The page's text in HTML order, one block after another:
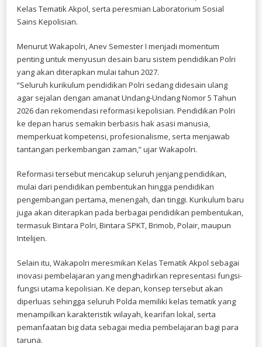
Kelas Tematik Akpol, serta peresmian Laboratorium Sosial
Sains Kepolisian.
Menurut Wakapolri, Anev Semester I menjadi momentum
penting untuk menyusun desain baru sistem pendidikan Polri
yang akan diterapkan mulai tahun 2027.
“Seluruh kurikulum pendidikan Polri sedang didesain ulang
agar sejalan dengan amanat Undang-Undang Nomor 5 Tahun
2026 dan rekomendasi reformasi kepolisian. Pendidikan Polri
ke depan harus semakin berbasis hak asasi manusia,
memperkuat kompetensi, profesionalisme, serta menjawab
tantangan perkembangan zaman,” ujar Wakapolri.
Reformasi tersebut mencakup seluruh jenjang pendidikan,
mulai dari pendidikan pembentukan hingga pendidikan
pengembangan pertama, menengah, dan tinggi. Kurikulum baru
juga akan diterapkan pada berbagai pendidikan pembentukan,
termasuk Bintara Polri, Bintara SPKT, Brimob, Polair, maupun
Intelijen.
Selain itu, Wakapolri meresmikan Kelas Tematik Akpol sebagai
inovasi pembelajaran yang menghadirkan representasi fungsi-
fungsi utama kepolisian. Ke depan, konsep tersebut akan
diperluas sehingga seluruh Polda memiliki kelas tematik yang
menampilkan karakteristik wilayah, kearifan lokal, serta
pemanfaatan big data sebagai media pembelajaran bagi para
taruna.